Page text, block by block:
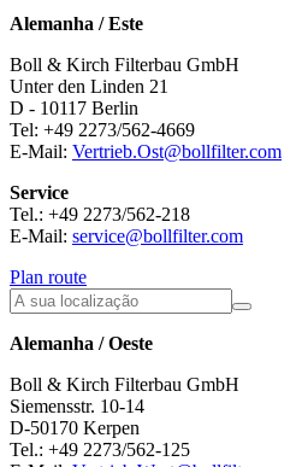
Alemanha / Este
Boll & Kirch Filterbau GmbH
Unter den Linden 21
D - 10117 Berlin
Tel: +49 2273/562-4669
E-Mail: Vertrieb.Ost@bollfilter.com
Service
Tel.: +49 2273/562-218
E-Mail: service@bollfilter.com
Plan route
Alemanha / Oeste
Boll & Kirch Filterbau GmbH
Siemensstr. 10-14
D-50170 Kerpen
Tel.: +49 2273/562-125